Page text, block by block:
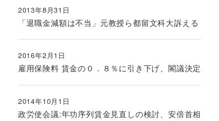
「退職金減額は不当」元教授ら都留文科大訴える
投稿日
2013年8月31日
雇用保険料 賃金の０．８％に引き下げ、閣議決定
投稿日
2016年2月1日
政労使会議:年功序列賃金見直しの検討、安倍首相
投稿日
2014年10月1日